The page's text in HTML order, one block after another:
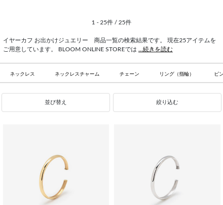
1 - 25件 / 25件
イヤーカフ お出かけジュエリー 商品一覧の検索結果です。 現在25アイテムを
ご用意しています。 BLOOM ONLINE STOREでは ...続きを読む
ネックレス ネックレスチャーム チェーン リング（指輪） ピ
並び替え 絞り込む